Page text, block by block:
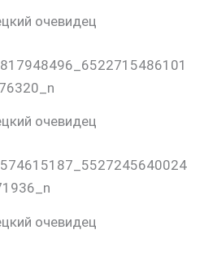
очевидец
очевидец
очевидец